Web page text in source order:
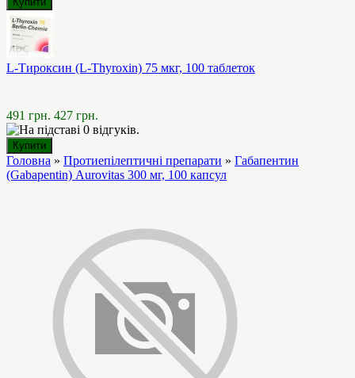
L-Тироксин (L-Thyroxin) 75 мкг, 100 таблеток
491 грн. 427 грн.
Головна » Протиепілептичні препарати » Габапентин
(Gabapentin) Aurovitas 300 мг, 100 капсул